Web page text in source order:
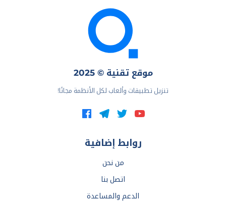
موقع تقنية © 2025
تنزيل تطبيقات وألعاب لكل الأنظمة مجانًا!
روابط إضافية
من نحن
اتصل بنا
الدعم والمساعدة